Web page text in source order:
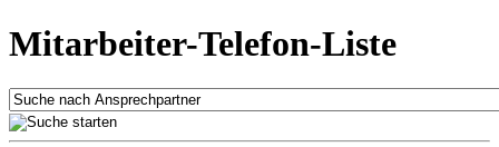
Mitarbeiter-Telefon-Liste